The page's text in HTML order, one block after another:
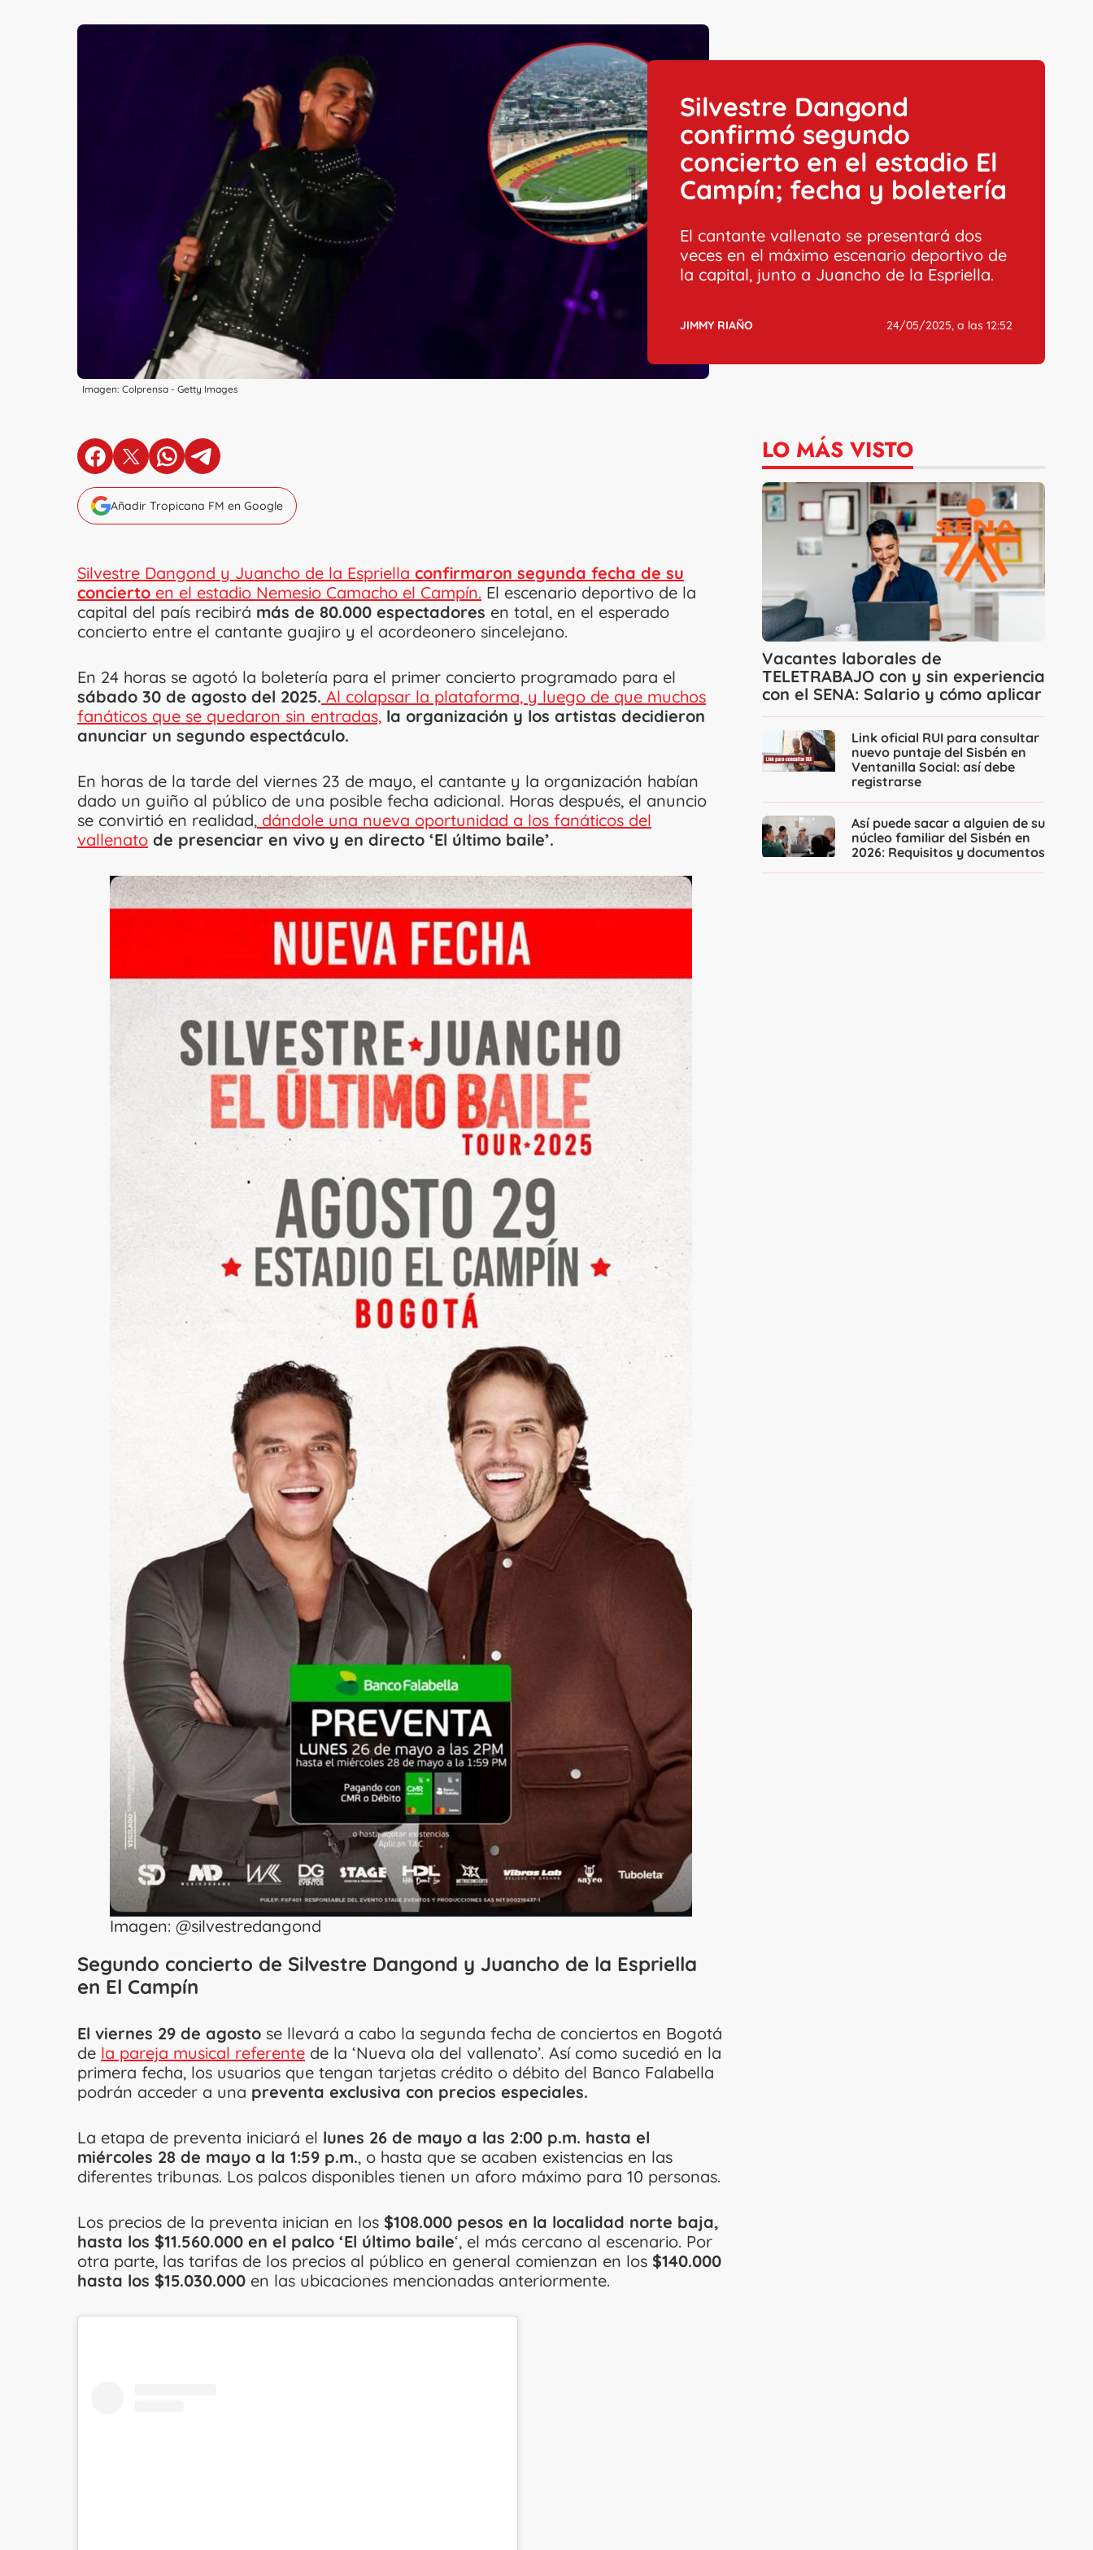
Imagen: Colprensa - Getty Images
Silvestre Dangond
confirmó segundo
concierto en el estadio El
Campín; fecha y boletería
El cantante vallenato se presentará dos
veces en el máximo escenario deportivo de
la capital, junto a Juancho de la Espriella.
JIMMY RIAÑO 24/05/2025, a las 12:52
en Facebook
en X en Whatsapp
en Telegram
Añadir Tropicana FM en Google
Silvestre Dangond y Juancho de la Espriella confirmaron segunda fecha de su
concierto en el estadio Nemesio Camacho el Campín. El escenario deportivo de la
capital del país recibirá más de 80.000 espectadores en total, en el esperado
concierto entre el cantante guajiro y el acordeonero sincelejano.
En 24 horas se agotó la boletería para el primer concierto programado para el
sábado 30 de agosto del 2025. Al colapsar la plataforma, y luego de que muchos
fanáticos que se quedaron sin entradas, la organización y los artistas decidieron
anunciar un segundo espectáculo.
En horas de la tarde del viernes 23 de mayo, el cantante y la organización habían
dado un guiño al público de una posible fecha adicional. Horas después, el anuncio
se convirtió en realidad, dándole una nueva oportunidad a los fanáticos del
vallenato de presenciar en vivo y en directo ‘El último baile’.
Imagen: @silvestredangond
Segundo concierto de Silvestre Dangond y Juancho de la Espriella
en El Campín
El viernes 29 de agosto se llevará a cabo la segunda fecha de conciertos en Bogotá
de la pareja musical referente de la ‘Nueva ola del vallenato’. Así como sucedió en la
primera fecha, los usuarios que tengan tarjetas crédito o débito del Banco Falabella
podrán acceder a una preventa exclusiva con precios especiales.
La etapa de preventa iniciará el lunes 26 de mayo a las 2:00 p.m. hasta el
miércoles 28 de mayo a la 1:59 p.m., o hasta que se acaben existencias en las
diferentes tribunas. Los palcos disponibles tienen un aforo máximo para 10 personas.
Los precios de la preventa inician en los $108.000 pesos en la localidad norte baja,
hasta los $11.560.000 en el palco ‘El último baile‘, el más cercano al escenario. Por
otra parte, las tarifas de los precios al público en general comienzan en los $140.000
hasta los $15.030.000 en las ubicaciones mencionadas anteriormente.
LO MÁS VISTO
Vacantes laborales de
TELETRABAJO con y sin experiencia
con el SENA: Salario y cómo aplicar
Link oficial RUI para consultar
nuevo puntaje del Sisbén en
Ventanilla Social: así debe
registrarse
Así puede sacar a alguien de su
núcleo familiar del Sisbén en
2026: Requisitos y documentos